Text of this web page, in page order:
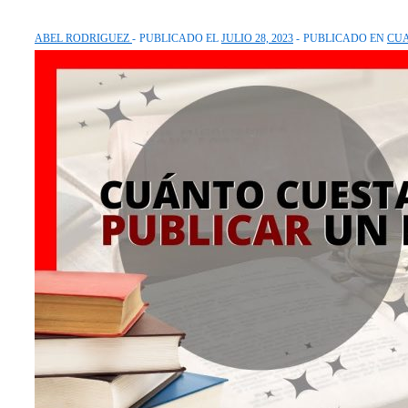
ABEL RODRIGUEZ PUBLICADO EL JULIO 28, 2023 PUBLICADO EN